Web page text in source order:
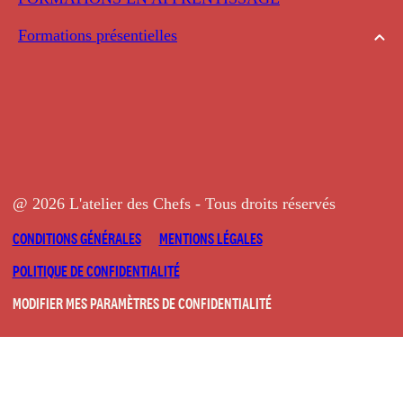
Formations présentielles
@ 2026 L'atelier des Chefs - Tous droits réservés
CONDITIONS GÉNÉRALES
MENTIONS LÉGALES
POLITIQUE DE CONFIDENTIALITÉ
MODIFIER MES PARAMÈTRES DE CONFIDENTIALITÉ